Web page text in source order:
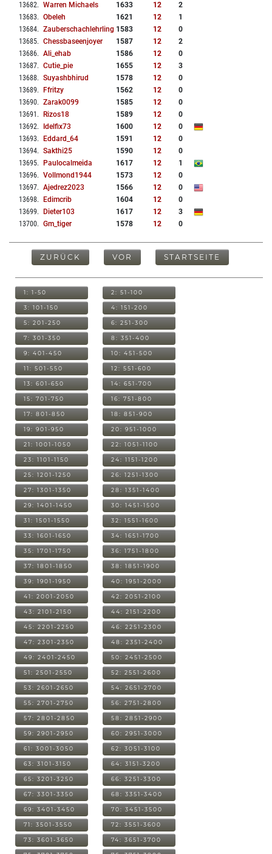
13682. Warren Michaels 1633 12
2
13683. Obeleh 1621 12
1
13684. Zauberschachlehrling 1583 12
0
13685. Chessbaseenjoyer 1587 12
2
13686. Ali_ehab 1586 12
0
13687. Cutie_pie 1655 12
3
13688. Suyashbhirud 1578 12
0
13689. Ffritzy 1562 12
0
13690. Zarak0099 1585 12
0
13691 . Rizos18 1589 12
0
13692. Idelfix73 1600 12
0
13693. Eddard_64 1591 12
0
13694. Sakthi25 1590 12
0
13695. Paulocalmeida 1617 12
1
13696. Vollmond1944 1573 12
0
13697. Ajedrez2023 1566 12
0
13698. Edimcrib 1604 12
0
13699. Dieter103 1617 12
3
13700. Gm_tiger 1578 12 0
ZURÜCK VOR STARTSEITE
1: 1-50 2: 51-100
3: 101-150 4: 151-200
5: 201-250 6: 251-300
7: 301-350 8: 351-400
9: 401-450 10: 451-500
11: 501-550 12: 551-600
13: 601-650 14: 651-700
15: 701-750 16: 751-800
17: 801-850 18: 851-900
19: 901-950 20: 951-1000
21: 1001-1050 22: 1051-1100
23: 1101-1150 24: 1151-1200
25: 1201-1250 26: 1251-1300
27: 1301-1350 28: 1351-1400
29: 1401-1450 30: 1451-1500
31: 1501-1550 32: 1551-1600
33: 1601-1650 34: 1651-1700
35: 1701-1750 36: 1751-1800
37: 1801-1850 38: 1851-1900
39: 1901-1950 40: 1951-2000
41: 2001-2050 42: 2051-2100
43: 2101-2150 44: 2151-2200
45: 2201-2250 46: 2251-2300
47: 2301-2350 48: 2351-2400
49: 2401-2450 50: 2451-2500
51: 2501-2550 52: 2551-2600
53: 2601-2650 54: 2651-2700
55: 2701-2750 56: 2751-2800
57: 2801-2850 58: 2851-2900
59: 2901-2950 60: 2951-3000
61: 3001-3050 62: 3051-3100
63: 3101-3150 64: 3151-3200
65: 3201-3250 66: 3251-3300
67: 3301-3350 68: 3351-3400
69: 3401-3450 70: 3451-3500
71: 3501-3550 72: 3551-3600
73: 3601-3650 74: 3651-3700